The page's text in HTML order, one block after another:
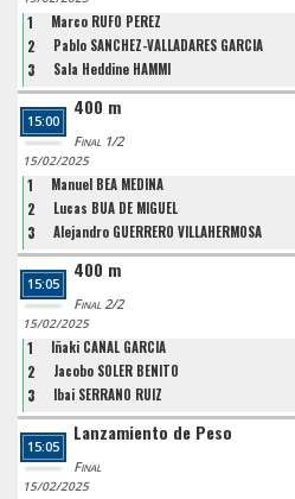
1 Marco RUFO PEREZ
2 Pablo SANCHEZ-VALLADARES GARCIA
3 Sala Heddine HAMMI
15:00
400 m
Final 1/2
15/02/2025
1 Manuel BEA MEDINA
2 Lucas BUA DE MIGUEL
3 Alejandro GUERRERO VILLAHERMOSA
15:05
400 m
Final 2/2
15/02/2025
1 Iñaki CAÑAL GARCIA
2 Jacobo SOLER BENITO
3 Ibai SERRANO RUIZ
15:05
Lanzamiento de Peso
Final
15/02/2025